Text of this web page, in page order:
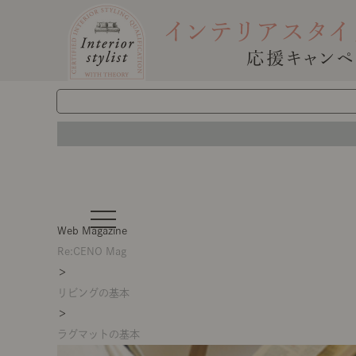
t
o
g
n
a
g
a
Web Magazine
Re:CENO Mag
＞
リビングの基本
＞
ラグマットの基本